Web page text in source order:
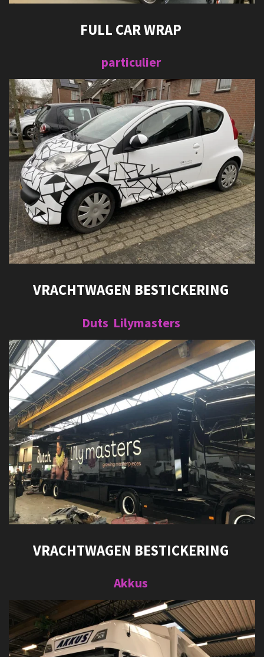
FULL CAR WRAP
particulier
VRACHTWAGEN BESTICKERING
Duts Lilymasters
VRACHTWAGEN BESTICKERING
Akkus